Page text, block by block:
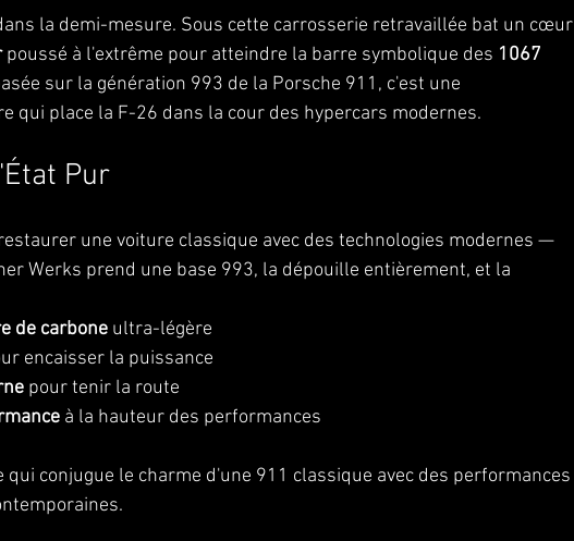
la demi-mesure. Sous cette carrosserie retravaillée bat un cœur
poussé à l'extrême pour atteindre la barre symbolique des 1067
sur la génération 993 de la Porsche 911, c'est une
qui place la F-26 dans la cour des hypercars modernes.
Pur
une voiture classique avec des technologies modernes —
Werks prend une base 993, la dépouille entièrement, et la
de carbone ultra-légère
encaisser la puissance
pour tenir la route
à la hauteur des performances
conjugue le charme d'une 911 classique avec des performances